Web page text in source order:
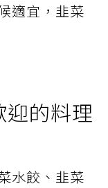
適宜，韭菜
的料理
水餃、韭菜